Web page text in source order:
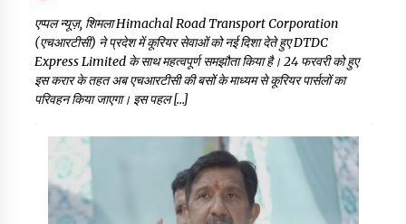
एप्पल न्यूज़, शिमला Himachal Road Transport Corporation
(एचआरटीसी) ने प्रदेश में कूरियर सेवाओं को नई दिशा देते हुए DTDC
Express Limited के साथ महत्वपूर्ण समझौता किया है। 24 फरवरी को हुए
इस करार के तहत अब एचआरटीसी की बसों के माध्यम से कूरियर पार्सलों का
परिवहन किया जाएगा। इस पहल […]